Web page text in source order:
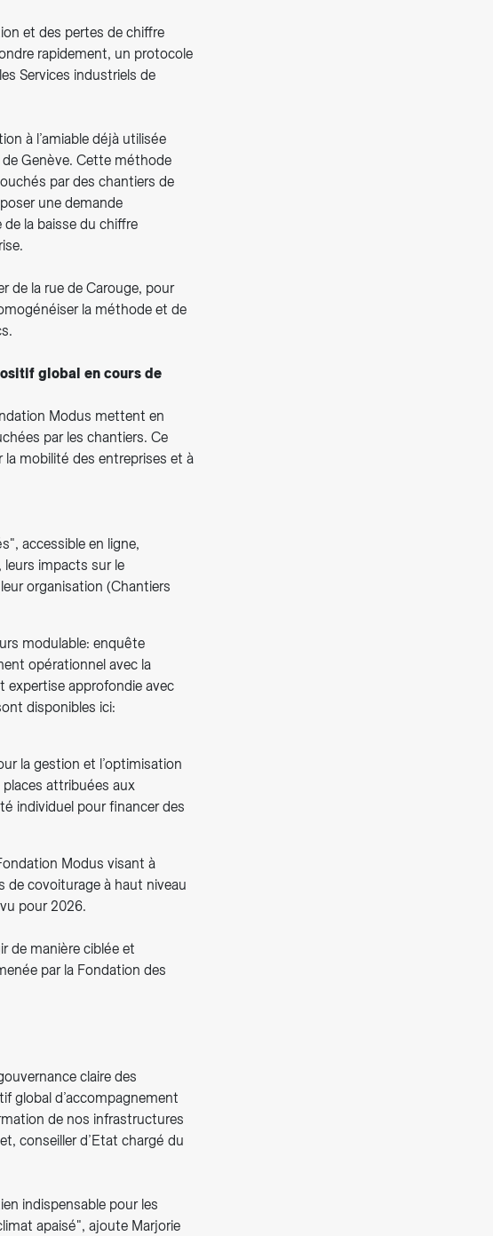
et des pertes de chiffre
rapidement, un protocole
Services industriels de
à l’amiable déjà utilisée
Genève. Cette méthode
par des chantiers de
une demande
la baisse du chiffre
de la rue de Carouge, pour
la méthode et de
global en cours de
Modus mettent en
par les chantiers. Ce
mobilité des entreprises et à
accessible en ligne,
leurs impacts sur le
organisation (Chantiers
modulable: enquête
opérationnel avec la
expertise approfondie avec
disponibles ici:
la gestion et l’optimisation
attribuées aux
individuel pour financer des
Modus visant à
de covoiturage à haut niveau
pour 2026.
de manière ciblée et
par la Fondation des
claire des
global d’accompagnement
de nos infrastructures
conseiller d’Etat chargé du
indispensable pour les
apaisé", ajoute Marjorie